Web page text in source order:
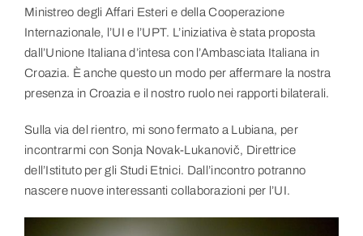
Ministreo degli Affari Esteri e della Cooperazione
Internazionale, l’UI e l’UPT. L’iniziativa è stata proposta
dall’Unione Italiana d’intesa con l’Ambasciata Italiana in
Croazia. È anche questo un modo per affermare la nostra
presenza in Croazia e il nostro ruolo nei rapporti bilaterali.
Sulla via del rientro, mi sono fermato a Lubiana, per
incontrarmi con Sonja Novak-Lukanovič, Direttrice
dell’Istituto per gli Studi Etnici. Dall’incontro potranno
nascere nuove interessanti collaborazioni per l’UI.